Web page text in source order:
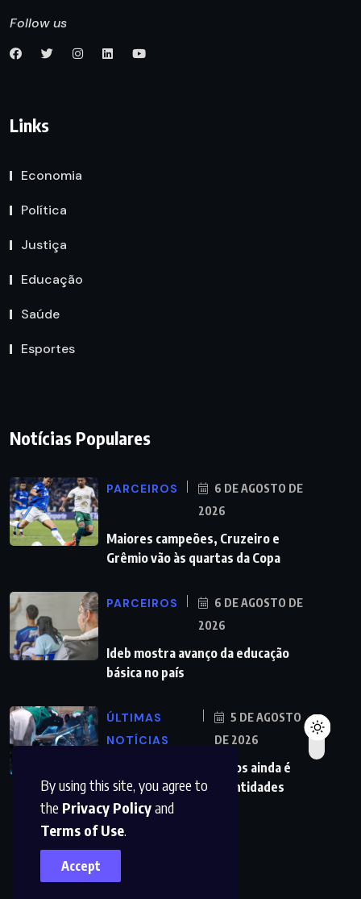
By using this site, you agree to
the Privacy Policyand
Terms of Use.
Accept
Follow us
Links
Economia
Política
Justiça
Educação
Saúde
Esportes
Notícias Populares
PARCEIROS
6 DE AGOSTO DE
2026
Maiores campeões, Cruzeiro e
Grêmio vão às quartas da Copa
PARCEIROS
6 DE AGOSTO DE
2026
Ideb mostra avanço da educação
básica no país
ÚLTIMAS
NOTÍCIAS
5 DE AGOSTO
DE 2026
Redução da taxa de juros ainda é
insuficiente, avaliam entidades